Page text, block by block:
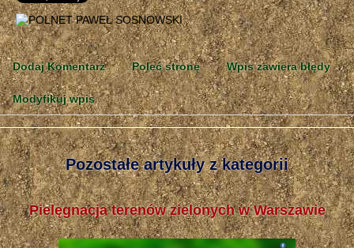
Dodaj Komentarz Poleć stronę Wpis zawiera błędy
Modyfikuj wpis
Pozostałe artykuły z kategorii
Pielęgnacja terenów zielonych w Warszawie